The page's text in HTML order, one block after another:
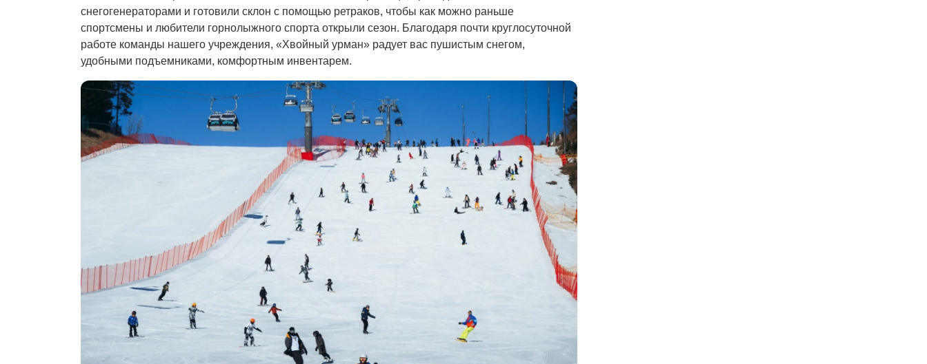
снегогенераторами и готовили склон с помощью ретраков, чтобы как можно раньше
спортсмены и любители горнолыжного спорта открыли сезон. Благодаря почти круглосуточной
работе команды нашего учреждения, «Хвойный урман» радует вас пушистым снегом,
удобными подъемниками, комфортным инвентарем.